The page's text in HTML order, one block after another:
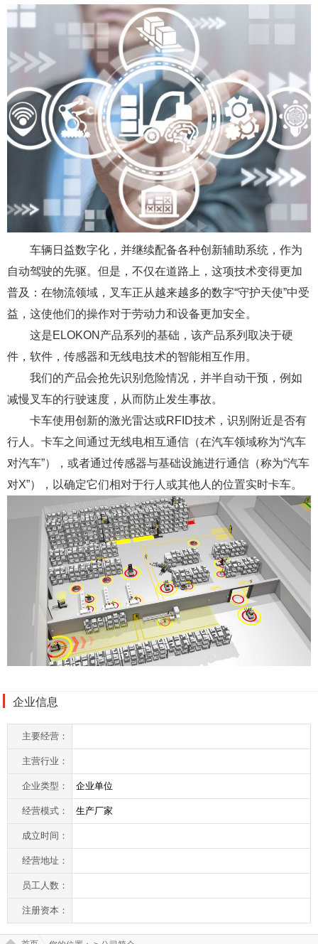
车辆日益数字化，并继续配备各种创新辅助系统，作为
自动驾驶的先驱。但是，不仅在道路上，这项技术变得更加
普及：在物流领域，叉车正从越来越多的数字“守护天使”中受
益，这使他们的操作对于劳动力和设备更加安全。
这是ELOKON产品系列的基础，该产品系列取决于硬
件，软件，传感器和无线电技术的智能相互作用。
我们的产品会抢先识别危险情况，并半自动干预，例如
减慢叉车的行驶速度，从而防止发生事故。
卡车使用创新的激光雷达或RFID技术，识别附近是否有
行人。卡车之间通过无线电相互通信（在汽车领域称为“汽车
对汽车”），或者通过传感器与基础设施进行通信（称为“汽车
对X”），以确定它们相对于行人或其他人的位置实时卡车。
企业信息
主要经营：
主营行业：
企业类型： 企业单位
经营模式： 生产厂家
成立时间：
经营地址：
员工人数：
注册资本：